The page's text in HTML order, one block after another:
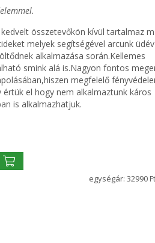
összetevőkön kívül tartalmaz
melyek segítségével arcunk
alkalmazása során.Kellemes
smink alá is.Nagyon fontos
megfelelő
el hogy nem alkalmaztunk káros
is alkalmazhatjuk.
32990